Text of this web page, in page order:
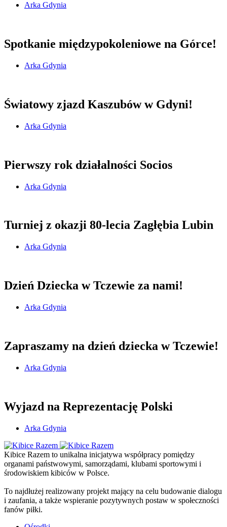
Arka Gdynia
Spotkanie międzypokoleniowe na Górce!
Arka Gdynia
Światowy zjazd Kaszubów w Gdyni!
Arka Gdynia
Pierwszy rok działalności Socios
Arka Gdynia
Turniej z okazji 80-lecia Zagłębia Lubin
Arka Gdynia
Dzień Dziecka w Tczewie za nami!
Arka Gdynia
Zapraszamy na dzień dziecka w Tczewie!
Arka Gdynia
Wyjazd na Reprezentację Polski
Arka Gdynia
Kibice Razem to unikalna inicjatywa współpracy pomiędzy
organami państwowymi, samorządami, klubami sportowymi i
środowiskiem kibiców w Polsce.
To najdłużej realizowany projekt mający na celu budowanie dialogu
i zaufania, a także wspieranie pozytywnych postaw w społeczności
fanów piłki.